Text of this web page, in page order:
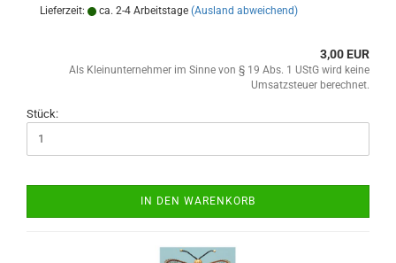
Lieferzeit: ca. 2-4 Arbeitstage (Ausland abweichend)
3,00 EUR
Als Kleinunternehmer im Sinne von § 19 Abs. 1 UStG wird keine
Umsatzsteuer berechnet.
Stück:
IN DEN WARENKORB